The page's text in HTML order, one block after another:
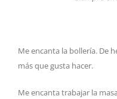
Me encanta la bollería. De
más que gusta hacer.
Me encanta trabajar la